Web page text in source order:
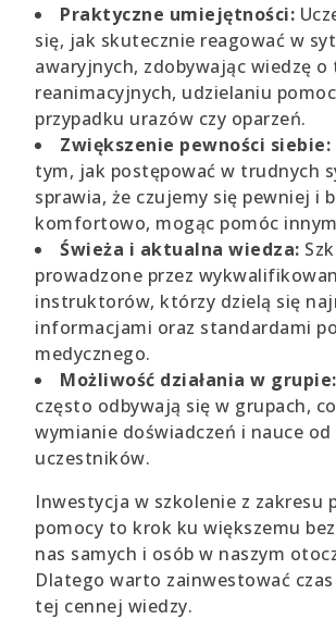
Praktyczne umiejętności:
się, jak skutecznie reagować w
awaryjnych, zdobywając wiedzę o
reanimacyjnych, udzielaniu
przypadku urazów czy oparzeń.
Zwiększenie pewności siebie:
tym, jak postępować w trudnych
sprawia, że czujemy się pewniej i
komfortowo, mogąc pomóc
Świeża i aktualna wiedza:
prowadzone przez
instruktorów, którzy dzielą się
informacjami oraz standardami
medycznego.
Możliwość działania w grupie:
często odbywają się w grupach,
wymianie doświadczeń i nauce od
uczestników.
Inwestycja w szkolenie z zakresu
pomocy to krok ku większemu
nas samych i osób w naszym
Dlatego warto zainwestować
tej cennej wiedzy.